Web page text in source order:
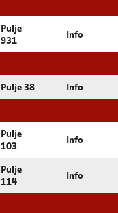
Pulje
931
Info
Pulje 38 Info
Pulje
103
Info
Pulje
114
Info